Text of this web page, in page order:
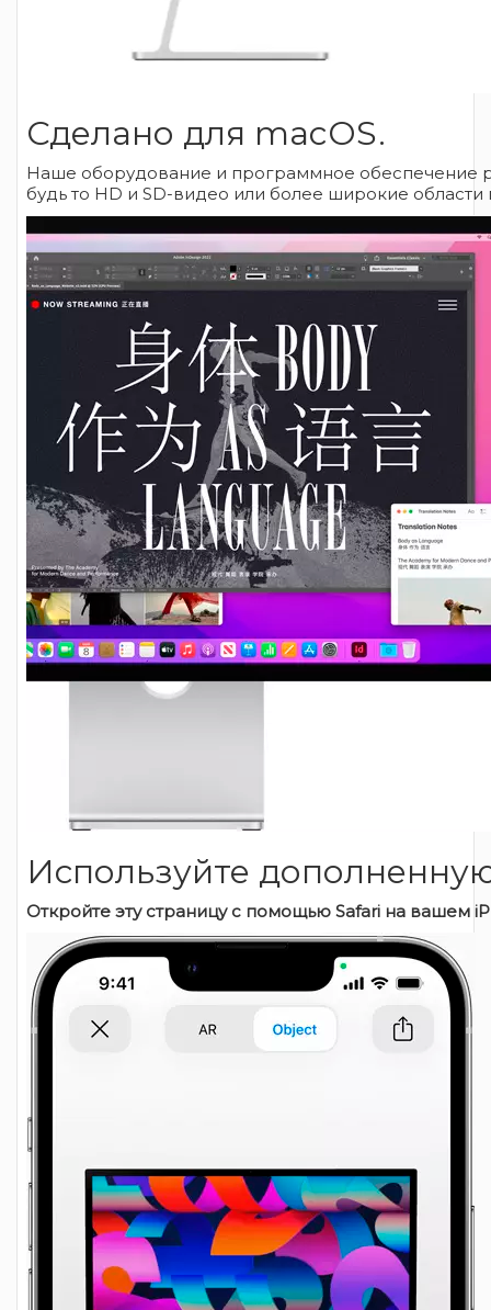
Сделано для macOS.
Наше оборудование и программное обеспечение
будь то HD и SD-видео или более широкие
Используйте
Откройте эту страницу с помощью Safari на вашем